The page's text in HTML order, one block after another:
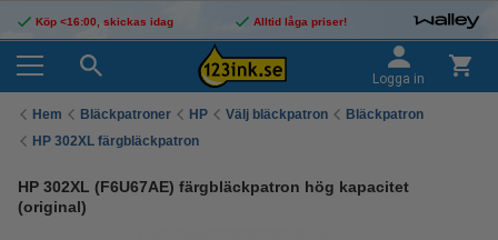
Köp <16:00, skickas idag Alltid låga priser!
Logga in
Hem Bläckpatroner HP Välj bläckpatron
Bläckpatron
HP 302XL färgbläckpatron
HP 302XL (F6U67AE) färgbläckpatron hög kapacitet
(original)